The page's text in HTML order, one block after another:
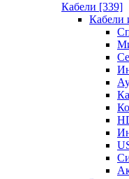
Кабели [339]
Кабели